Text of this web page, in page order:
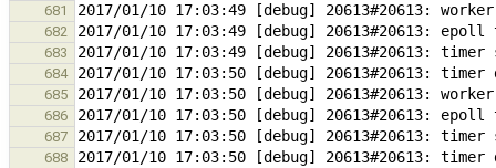
681
682
683
684
685
686
687
688